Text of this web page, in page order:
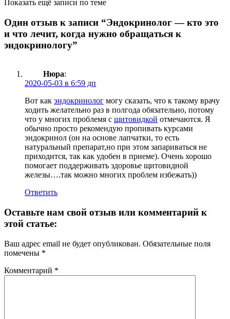
Показать ещё записи по теме
Один отзыв к записи “Эндокринолог — кто это
и что лечит, когда нужно обращаться к
эндокринологу”
Нюра:
2020-05-03 в 6:59 дп
Вот как эндокринолог могу сказать, что к такому врачу
ходить желательно раз в полгода обязательно, потому
что у многих проблемя с щитовидкой отмечаются. Я
обычно просто рекомендую пропивать курсами
эндокринол (он на основе лапчатки, то есть
натуральный препарат,но при этом запариваться не
приходится, так как удобен в приеме). Очень хорошо
помогает поддерживать здоровье щитовидной
железы….так можно многих проблем избежать))
Ответить
Оставьте нам свой отзыв или комментарий к
этой статье:
Ваш адрес email не будет опубликован. Обязательные поля
помечены *
Комментарий *